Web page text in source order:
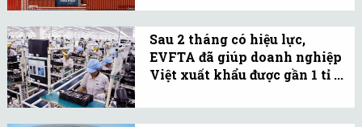
Toàn diện Khu vực
(RCEP) trực tuyến vào
ngày 15.11 tại Hà Nội.
Sau 2 tháng có hiệu lực,
EVFTA đã giúp doanh nghiệp
Việt xuất khẩu được gần 1 tỉ ...